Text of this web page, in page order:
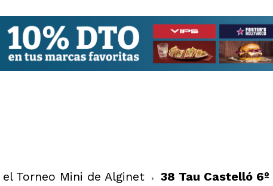
Torneo Mini de Alginet 38 Tau Castelló 6º